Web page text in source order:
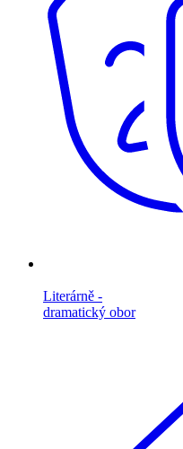
Literárně -
dramatický obor